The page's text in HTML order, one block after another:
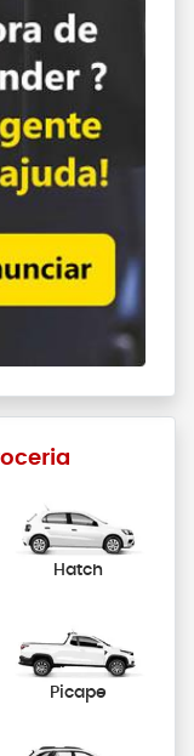
Hatch
Picape